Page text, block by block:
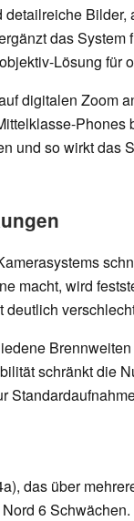
detailreiche Bilder,
das System
Lösung für
digitalen Zoom
Phones
und so wirkt das
macht, wird
schränkt die
das über
6 Schwächen.